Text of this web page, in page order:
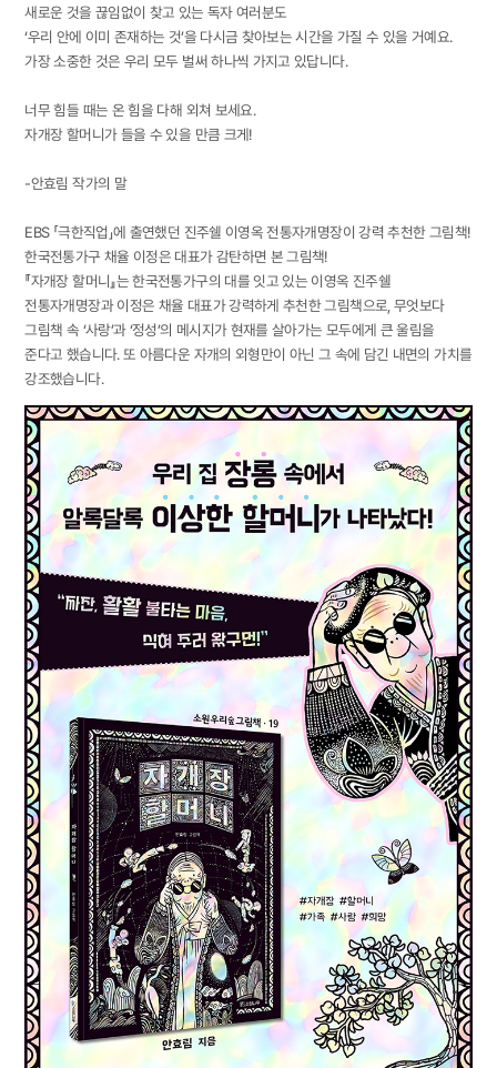
새로운 것을 끊임없이 찾고 있는 독자 여러분도
‘우리 안에 이미 존재하는 것’을 다시금 찾아보는 시간을 가질 수 있을 거예요.
가장 소중한 것은 우리 모두 벌써 하나씩 가지고 있답니다.
너무 힘들 때는 온 힘을 다해 외쳐 보세요.
자개장 할머니가 들을 수 있을 만큼 크게!
-안효림 작가의 말
EBS 「극한직업」에 출연했던 진주쉘 이영옥 전통자개명장이 강력 추천한 그림책!
한국전통가구 채율 이정은 대표가 감탄하면 본 그림책!
『자개장 할머니』는 한국전통가구의 대를 잇고 있는 이영옥 진주쉘
전통자개명장과 이정은 채율 대표가 강력하게 추천한 그림책으로, 무엇보다
그림책 속 ‘사랑’과 ‘정성’의 메시지가 현재를 살아가는 모두에게 큰 울림을
준다고 했습니다. 또 아름다운 자개의 외형만이 아닌 그 속에 담긴 내면의 가치를
강조했습니다.